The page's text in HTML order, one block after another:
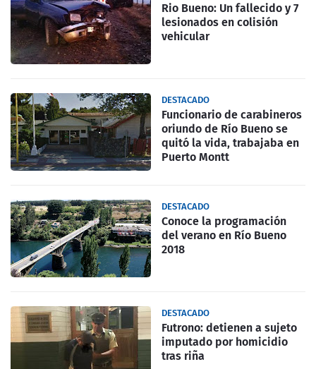
Rio Bueno: Un fallecido y 7
lesionados en colisión
vehicular
DESTACADO
Funcionario de carabineros
oriundo de Río Bueno se
quitó la vida, trabajaba en
Puerto Montt
DESTACADO
Conoce la programación
del verano en Río Bueno
2018
DESTACADO
Futrono: detienen a sujeto
imputado por homicidio
tras riña